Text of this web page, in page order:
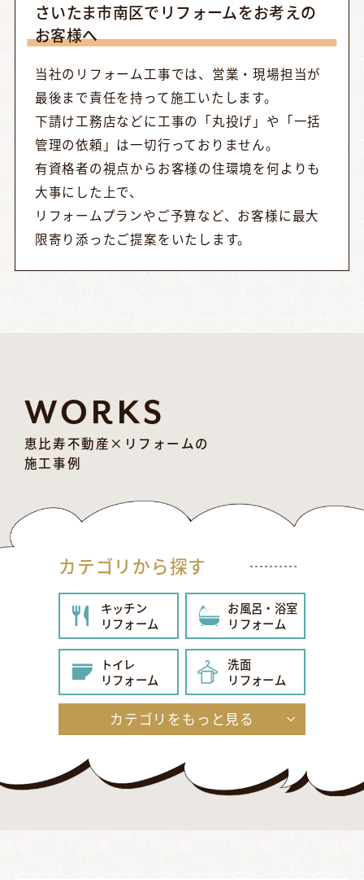
さいたま市南区でリフォームをお考えの
お客様へ
当社のリフォーム工事では、営業・現場担当が
最後まで責任を持って施工いたします。
下請け工務店などに工事の「丸投げ」や「一括
管理の依頼」は一切行っておりません。
有資格者の視点からお客様の住環境を何よりも
大事にした上で、
リフォームプランやご予算など、お客様に最大
限寄り添ったご提案をいたします。
WORKS
恵比寿不動産×リフォームの
施工事例
カテゴリから探す
キッチン
リフォーム
お風呂・浴室
リフォーム
トイレ
リフォーム
洗面
リフォーム
給湯器
リフォーム
内装
リフォーム
玄関
リフォーム
エクステリア
リフォーム
カテゴリをもっと見る